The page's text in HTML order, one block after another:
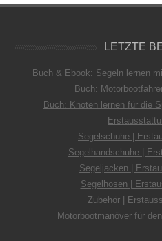
LETZTE
Buch & Ebook: Segeln lernen
Buch:
Buch: Knoten lernen für die
Segelschuhe |
Segelhandschuhe |
Segeljacken |
Segelhosen |
Zubehör |
Motorbootmanöver für